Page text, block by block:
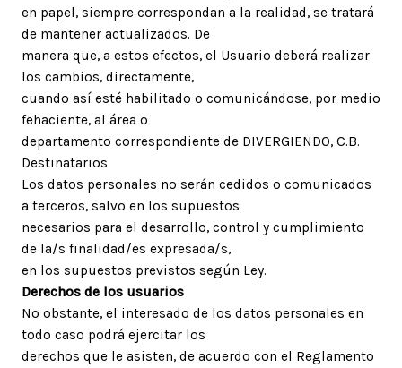
en papel, siempre correspondan a la realidad, se tratará
de mantener actualizados. De
manera que, a estos efectos, el Usuario deberá realizar
los cambios, directamente,
cuando así esté habilitado o comunicándose, por medio
fehaciente, al área o
departamento correspondiente de DIVERGIENDO, C.B.
Destinatarios
Los datos personales no serán cedidos o comunicados
a terceros, salvo en los supuestos
necesarios para el desarrollo, control y cumplimiento
de la/s finalidad/es expresada/s,
en los supuestos previstos según Ley.
Derechos de los usuarios
No obstante, el interesado de los datos personales en
todo caso podrá ejercitar los
derechos que le asisten, de acuerdo con el Reglamento